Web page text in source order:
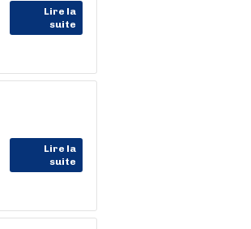
Lire la
suite
Lire la
suite